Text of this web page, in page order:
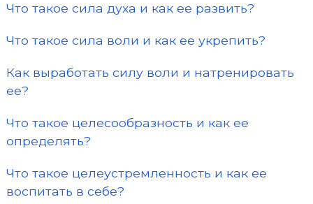
Что такое сила духа и как ее развить?
Что такое сила воли и как ее укрепить?
Как выработать силу воли и натренировать
ее?
Что такое целесообразность и как ее
определять?
Что такое целеустремленность и как ее
воспитать в себе?